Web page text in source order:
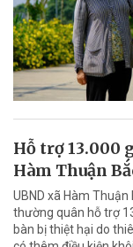
Hỗ trợ 13.000
Hàm Thuận
UBND xã Hàm
thường quân hỗ trợ
bàn bị thiệt hại do